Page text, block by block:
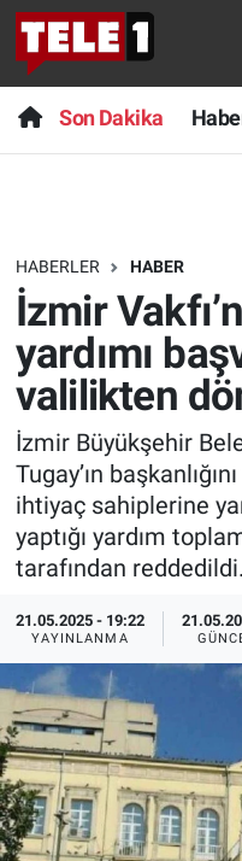
Son Dakika
HABERLER HABER
İzmir
yardımı
valilikten
İzmir Büyükşehir
Tugay’ın
ihtiyaç sahiplerine
yaptığı yardım
tarafından reddedildi.
21.05.2025 - 19:22
YAYINLANMA
Anında Manşet
Başka Sohbetler
Bilim turu
Bilim ve Teknoloji
Doğa Konuşuyor
Dünya
Ege Saati
Ege'den Esintiler
Eğitim
Eğlence
Ekonomi
Forum
Son Dakika
Haber
Dünya
Teknoloji
Sağlık
Spor
Yayın Akışı
İletişim
Nöbetçi Eczaneler
Hava Durumu
Trafik Durumu
Süper Lig Puan
Tüm Manşetler
Son Dakika
Haber Arşivi